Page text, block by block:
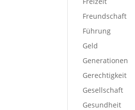
Freundschaft
Führung
Geld
Generationen
Gerechtigkeit
Gesellschaft
Gesundheit